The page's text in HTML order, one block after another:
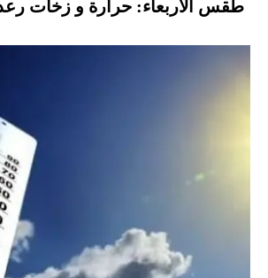
طقس الأربعاء: حرارة و زخات